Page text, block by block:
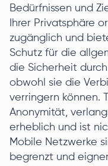
Bedürfnissen und
Ihrer Privatsphäre
zugänglich und
Schutz für die
die Sicherheit
obwohl sie die
verringern können.
Anonymität,
erheblich und ist
Mobile Netzwerke
begrenzt und